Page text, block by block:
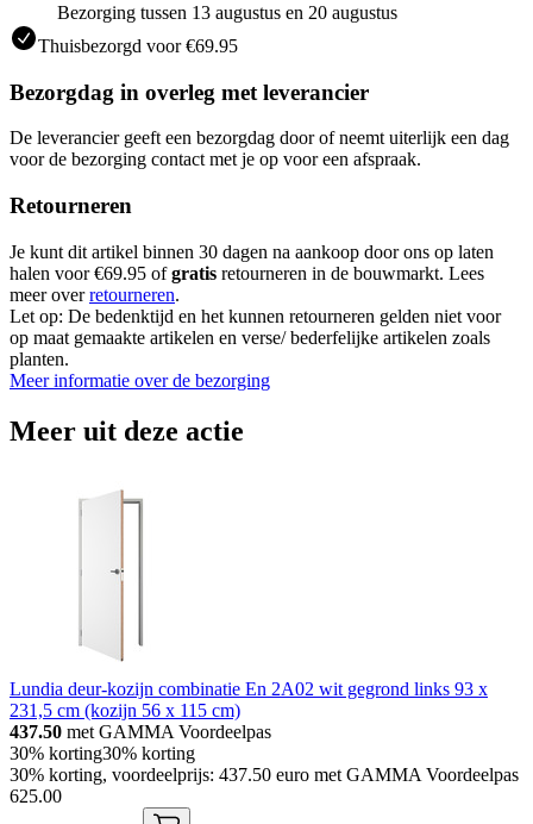
Bezorging tussen 13 augustus en 20 augustus
Thuisbezorgd voor €69.95
Bezorgdag in overleg met leverancier
De leverancier geeft een bezorgdag door of neemt uiterlijk een dag
voor de bezorging contact met je op voor een afspraak.
Retourneren
Je kunt dit artikel binnen 30 dagen na aankoop door ons op laten
halen voor €69.95 ofgratis retourneren in de bouwmarkt. Lees
meer overretourneren.
Let op: De bedenktijd en het kunnen retourneren gelden niet voor
op maat gemaakte artikelen en verse/ bederfelijke artikelen zoals
planten.
Meer informatie over de bezorging
Meer uit deze actie
Lundia deur-kozijn combinatie En 2A02 wit gegrond links 93 x
231,5 cm (kozijn 56 x 115 cm)
437.50 met GAMMA Voordeelpas
30% korting30% korting
30% korting, voordeelprijs: 437.50 euro met GAMMA Voordeelpas
625.00